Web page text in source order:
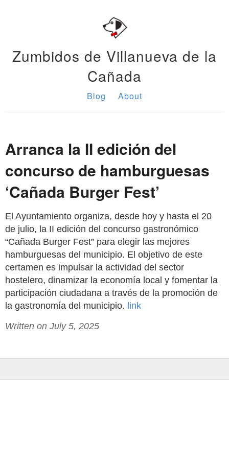
Zumbidos de Villanueva de la
Cañada
Blog About
Arranca la II edición del
concurso de hamburguesas
‘Cañada Burger Fest’
El Ayuntamiento organiza, desde hoy y hasta el 20
de julio, la II edición del concurso gastronómico
“Cañada Burger Fest” para elegir las mejores
hamburguesas del municipio. El objetivo de este
certamen es impulsar la actividad del sector
hostelero, dinamizar la economía local y fomentar la
participación ciudadana a través de la promoción de
la gastronomía del municipio. link
Written on July 5, 2025